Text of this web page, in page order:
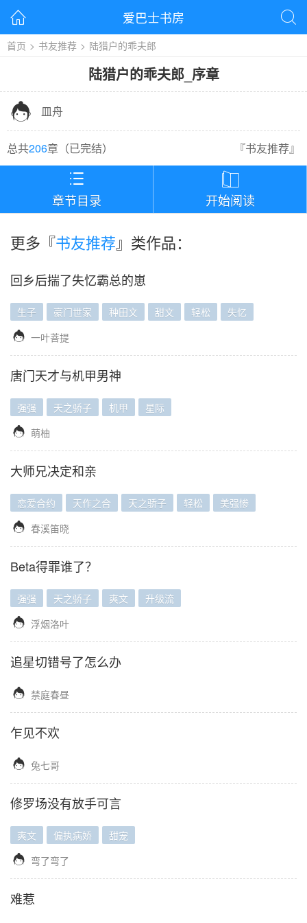
 爱巴士书房 
首页 > 书友推荐 > 陆猎户的乖夫郎
陆猎户的乖夫郎_ 序章
 皿舟
总共206章（已完结） 『书友推荐』

章节目录

开始阅读
更多『书友推荐』类作品：
回乡后揣了失忆霸总的崽
生子 豪门世家 种田文 甜文 轻松 失忆
 一叶菩提
唐门天才与机甲男神
强强 天之骄子 机甲 星际
 萌柚
大师兄决定和亲
恋爱合约 天作之合 天之骄子 轻松 美强惨
 春溪笛晓
Beta得罪谁了？
强强 天之骄子 爽文 升级流
 浮烟洛叶
追星切错号了怎么办
 禁庭春昼
乍见不欢
 兔七哥
修罗场没有放手可言
爽文 偏执病娇 甜宠
 弯了弯了
难惹